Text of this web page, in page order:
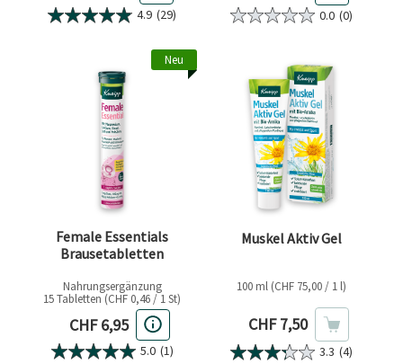
4.9 (29) 0.0 (0)
Neu
Female Essentials
Brausetabletten
Nahrungsergänzung
15 Tabletten (CHF 0,46 / 1 St)
Aktueller Preis
CHF 6,95
5.0 (1)
Muskel Aktiv Gel
100 ml (CHF 75,00 / 1 l)
Aktueller Preis
CHF 7,50
3.3 (4)